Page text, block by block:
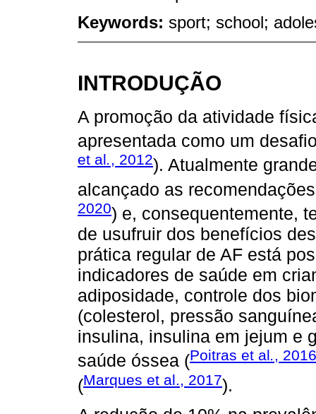
Keywords: sport; school;
INTRODUÇÃO
A promoção da atividade
apresentada como um
et al., 2012). Atualmente
alcançado as
2020) e, consequentemente,
de usufruir dos benefícios
prática regular de AF está
indicadores de saúde em
adiposidade, controle dos
(colesterol, pressão
insulina, insulina em jejum e
saúde óssea (Poitras et al., 2016
(Marques et al., 2017).